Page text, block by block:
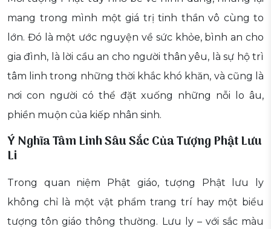
mang trong mình một giá trị tinh thần vô cùng to
lớn. Đó là một ước nguyện về sức khỏe, bình an cho
gia đình, là lời cầu an cho người thân yêu, là sự hộ trì
tâm linh trong những thời khắc khó khăn, và cũng là
nơi con người có thể đặt xuống những nỗi lo âu,
phiền muộn của kiếp nhân sinh.
Ý Nghĩa Tâm Linh Sâu Sắc Của Tượng Phật Lưu
Li
Trong quan niệm Phật giáo, tượng Phật lưu ly
không chỉ là một vật phẩm trang trí hay một biểu
tượng tôn giáo thông thường. Lưu ly – với sắc màu